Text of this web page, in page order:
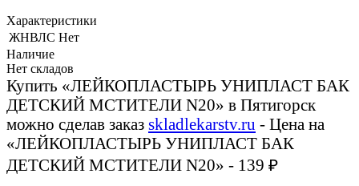
Характеристики
ЖНВЛС Нет
Наличие
Нет складов
Купить «ЛЕЙКОПЛАСТЫРЬ УНИПЛАСТ БАК
ДЕТСКИЙ МСТИТЕЛИ N20» в Пятигорск
можно сделав заказ skladlekarstv.ru - Цена на
«ЛЕЙКОПЛАСТЫРЬ УНИПЛАСТ БАК
ДЕТСКИЙ МСТИТЕЛИ N20» - 139 ₽